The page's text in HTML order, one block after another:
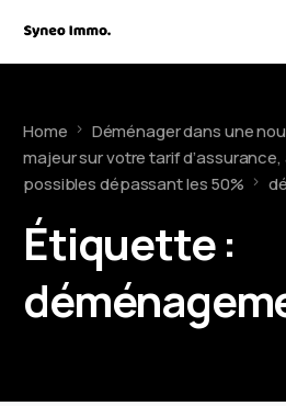
Home
Déménager dans une
majeur sur votre tarif
possibles dépassant les 50%
Étiquette :